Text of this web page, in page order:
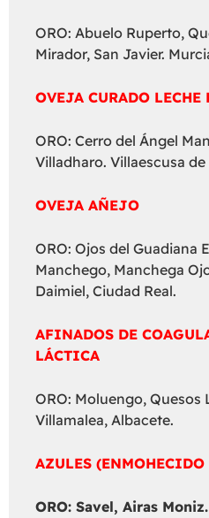
ORO: Abuelo Ruperto,
Mirador, San Javier.
OVEJA CURADO LECHE
ORO: Cerro del Ángel
Villadharo. Villaescusa de
OVEJA AÑEJO
ORO: Ojos del Guadiana
Manchego, Manchega
Daimiel, Ciudad Real.
AFINADOS DE
LÁCTICA
ORO: Moluengo, Quesos
Villamalea, Albacete.
AZULES
ORO: Savel, Airas